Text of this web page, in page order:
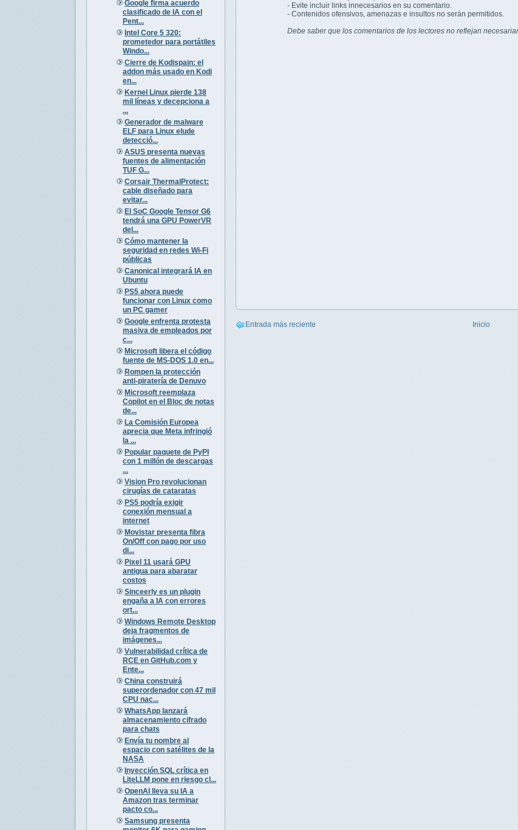
Google firma acuerdo
clasificado de IA con el
Pent...
Intel Core 5 320:
prometedor para portátiles
Windo...
Cierre de Kodispain: el
addon más usado en Kodi
en...
Kernel Linux pierde 138
mil líneas y decepciona a
...
Generador de malware
ELF para Linux elude
detecció...
ASUS presenta nuevas
fuentes de alimentación
TUF G...
Corsair ThermalProtect:
cable diseñado para
evitar...
El SoC Google Tensor G6
tendrá una GPU PowerVR
del...
Cómo mantener la
seguridad en redes Wi-Fi
públicas
Canonical integrará IA en
Ubuntu
PS5 ahora puede
funcionar con Linux como
un PC gamer
Google enfrenta protesta
masiva de empleados por
c...
Microsoft libera el código
fuente de MS-DOS 1.0 en...
Rompen la protección
anti-piratería de Denuvo
Microsoft reemplaza
Copilot en el Bloc de notas
de...
La Comisión Europea
aprecia que Meta infringió
la ...
Popular paquete de PyPI
con 1 millón de descargas
...
Vision Pro revolucionan
cirugías de cataratas
PS5 podría exigir
conexión mensual a
internet
Movistar presenta fibra
On/Off con pago por uso
di...
Pixel 11 usará GPU
antigua para abaratar
costos
Sinceerly es un plugin
engaña a IA con errores
ort...
Windows Remote Desktop
deja fragmentos de
imágenes...
Vulnerabilidad crítica de
RCE en GitHub.com y
Ente...
China construirá
superordenador con 47 mil
CPU nac...
WhatsApp lanzará
almacenamiento cifrado
para chats
Envía tu nombre al
espacio con satélites de la
NASA
Inyección SQL crítica en
LiteLLM pone en riesgo cl...
OpenAI lleva su IA a
Amazon tras terminar
pacto co...
Samsung presenta
- Evite incluir links innecesarios en su comentario.
- Contenidos ofensivos, amenazas e insultos no serán permitidos.
Debe saber que los comentarios de los lectores no reflejan
Entrada más reciente Inicio